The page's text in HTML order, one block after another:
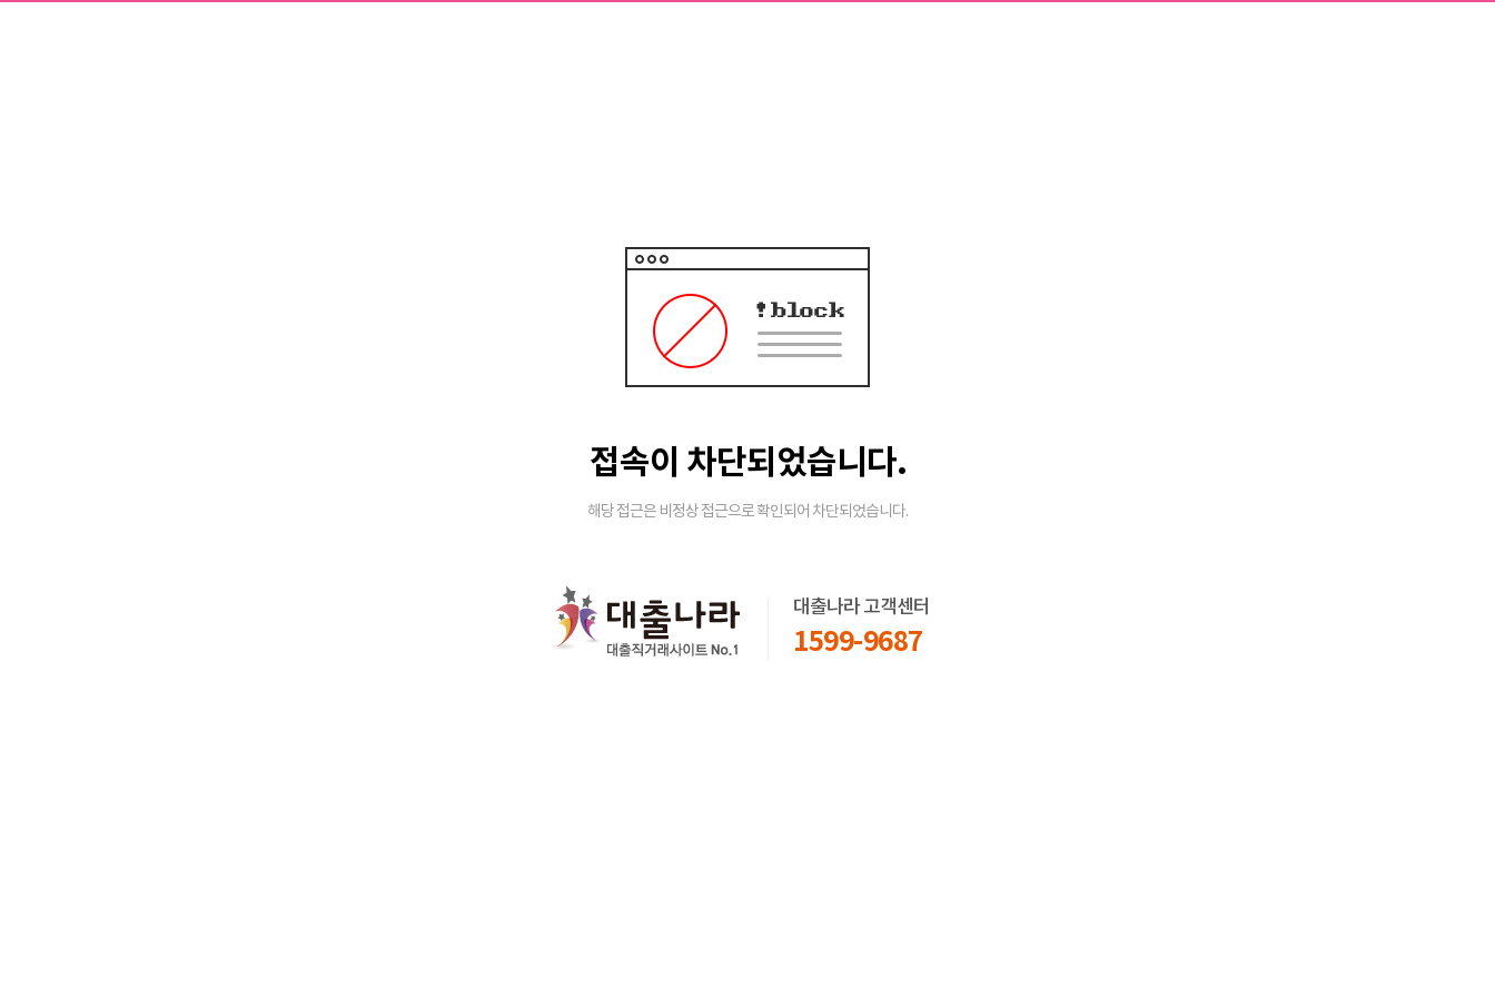
접속이 차단되었습니다.
해당 접근은 비정상 접근으로 확인되어 차단되었습니다.
대출나라 고객센터
1599-9687